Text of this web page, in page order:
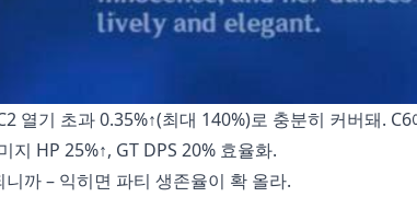
열기 초과 0.35%↑(최대 140%)로 충분히 커버돼.
HP 25%↑, GT DPS 20% 효율화.
까 – 익히면 파티 생존율이 확 올라.